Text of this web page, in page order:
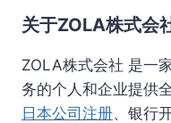
关于ZOLA株式会
ZOLA株式会社 是一
务的个人和企业提供
日本公司注册、银行